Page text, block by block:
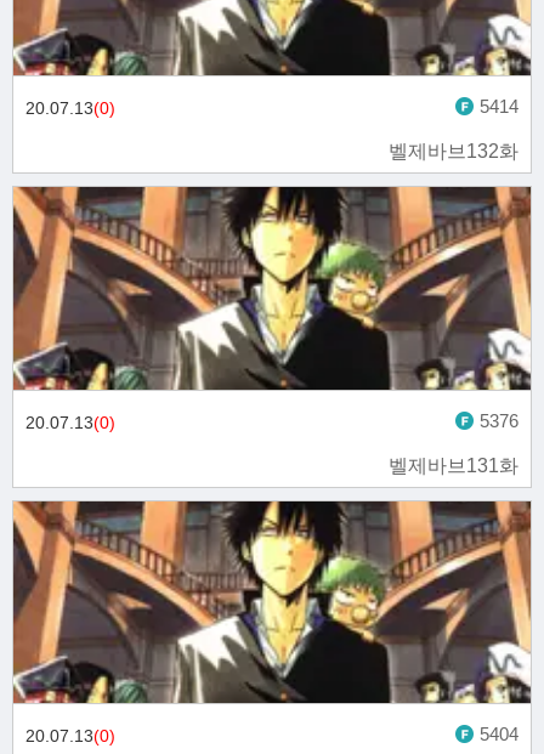
벨제바브132화
20.07.13(0) 5414
벨제바브131화
20.07.13(0) 5376
20.07.13(0) 5404